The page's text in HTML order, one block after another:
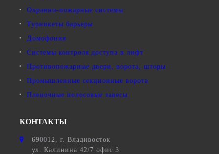
Охранно-пожарные системы
Турникеты барьеры
Домофония
Системы контроля доступа в лифт
Противопожарные двери, ворота, шторы
Промышленные секционные ворота
Пленочные полосовые завесы
КОНТАКТЫ
690012 , г. Владивосток
ул. Калинина 42/7 офис 3